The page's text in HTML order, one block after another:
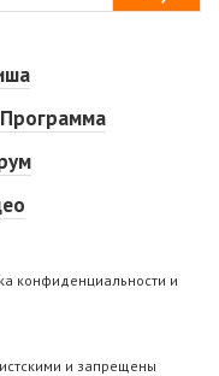
конфиденциальности и
и запрещены